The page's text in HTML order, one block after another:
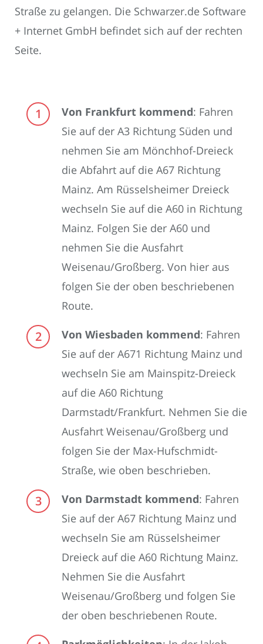
Straße zu gelangen. Die Schwarzer.de Software
+ Internet GmbH befindet sich auf der rechten
Seite.
Von Frankfurt kommend: Fahren
Sie auf der A3 Richtung Süden und
nehmen Sie am Mönchhof-Dreieck
die Abfahrt auf die A67 Richtung
Mainz. Am Rüsselsheimer Dreieck
wechseln Sie auf die A60 in Richtung
Mainz. Folgen Sie der A60 und
nehmen Sie die Ausfahrt
Weisenau/Großberg. Von hier aus
folgen Sie der oben beschriebenen
Route.
Von Wiesbaden kommend: Fahren
Sie auf der A671 Richtung Mainz und
wechseln Sie am Mainspitz-Dreieck
auf die A60 Richtung
Darmstadt/Frankfurt. Nehmen Sie die
Ausfahrt Weisenau/Großberg und
folgen Sie der Max-Hufschmidt-
Straße, wie oben beschrieben.
Von Darmstadt kommend: Fahren
Sie auf der A67 Richtung Mainz und
wechseln Sie am Rüsselsheimer
Dreieck auf die A60 Richtung Mainz.
Nehmen Sie die Ausfahrt
Weisenau/Großberg und folgen Sie
der oben beschriebenen Route.